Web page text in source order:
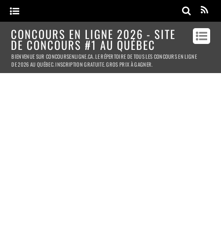
CONCOURS EN LIGNE 2026 - SITE
DE CONCOURS #1 AU QUÉBEC
BIENVENUE SUR CONCOURSENLIGNE.CA. LE RÉPERTOIRE DE TOUS LES CONCOURS EN LIGNE
DE 2026 AU QUÉBEC. INSCRIPTION GRATUITE. GROS PRIX À GAGNER.